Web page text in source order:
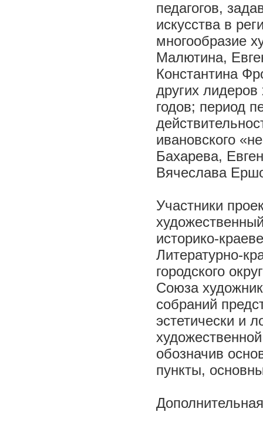
педагогов,
искусства в
многообразие
Малютина,
Константина
других
годов; период
ивановского
Бахарева,
Вячеслава
Участники
историко-
Литературно-
городского
Союза
собраний
эстетически и
обозначив
пункты,